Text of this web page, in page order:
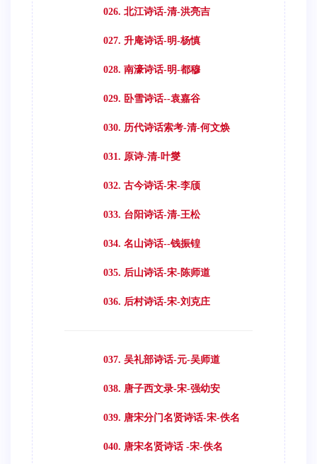
026. 北江诗话-清-洪亮吉
027. 升庵诗话-明-杨慎
028. 南濠诗话-明-都穆
029. 卧雪诗话--袁嘉谷
030. 历代诗话索考-清-何文焕
031. 原诗-清-叶燮
032. 古今诗话-宋-李颀
033. 台阳诗话-清-王松
034. 名山诗话--钱振锽
035. 后山诗话-宋-陈师道
036. 后村诗话-宋-刘克庄
037. 吴礼部诗话-元-吴师道
038. 唐子西文录-宋-强幼安
039. 唐宋分门名贤诗话-宋-佚名
040. 唐宋名贤诗话 -宋-佚名